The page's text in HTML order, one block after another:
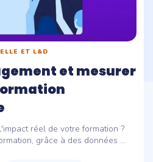
ET L&D
et mesurer
réel de votre formation ?
grâce à des données ...